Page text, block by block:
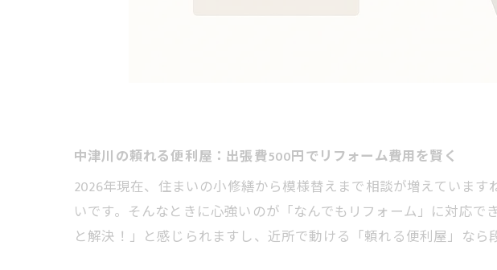
中津川の頼れる便利屋：出張費500円でリフォーム費用を賢く
2026年現在、住まいの小修繕から模様替えまで相談が増えていま
いです。そんなときに心強いのが「なんでもリフォーム」に対応
と解決！」と感じられますし、近所で動ける「頼れる便利屋」なら